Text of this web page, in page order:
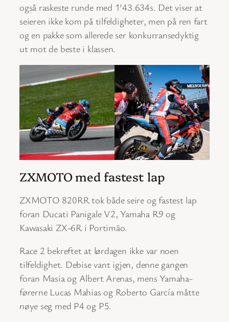
også raskeste runde med 1’43.634s. Det viser at
seieren ikke kom på tilfeldigheter, men på ren fart
og en pakke som allerede ser konkurransedyktig
ut mot de beste i klassen.
ZXMOTO med fastest lap
ZXMOTO 820RR tok både seire og fastest lap
foran Ducati Panigale V2, Yamaha R9 og
Kawasaki ZX-6R i Portimão.
Race 2 bekreftet at lørdagen ikke var noen
tilfeldighet. Debise vant igjen, denne gangen
foran Masia og Albert Arenas, mens Yamaha-
førerne Lucas Mahias og Roberto García måtte
nøye seg med P4 og P5.